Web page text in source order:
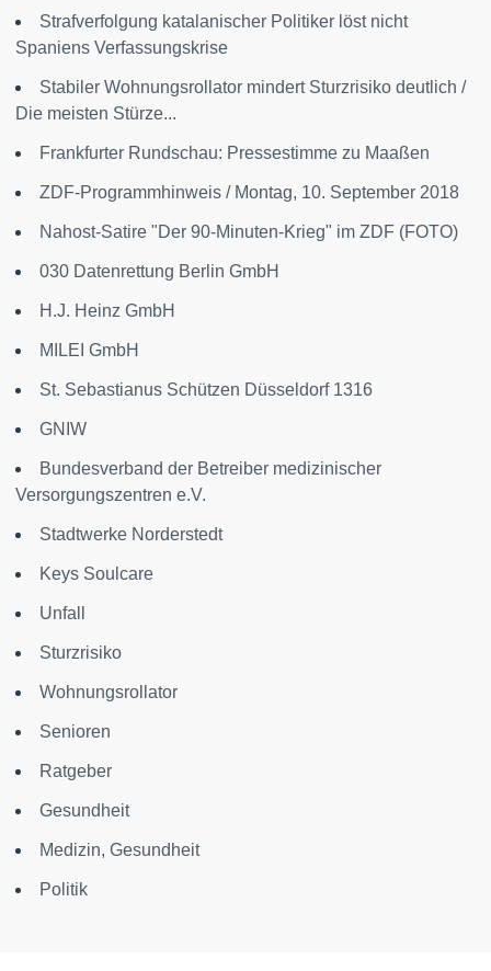
Strafverfolgung katalanischer Politiker löst nicht
Spaniens Verfassungskrise
Stabiler Wohnungsrollator mindert Sturzrisiko deutlich /
Die meisten Stürze...
Frankfurter Rundschau: Pressestimme zu Maaßen
ZDF-Programmhinweis / Montag, 10. September 2018
Nahost-Satire "Der 90-Minuten-Krieg" im ZDF (FOTO)
030 Datenrettung Berlin GmbH
H.J. Heinz GmbH
MILEI GmbH
St. Sebastianus Schützen Düsseldorf 1316
GNIW
Bundesverband der Betreiber medizinischer
Versorgungszentren e.V.
Stadtwerke Norderstedt
Keys Soulcare
Unfall
Sturzrisiko
Wohnungsrollator
Senioren
Ratgeber
Gesundheit
Medizin, Gesundheit
Politik